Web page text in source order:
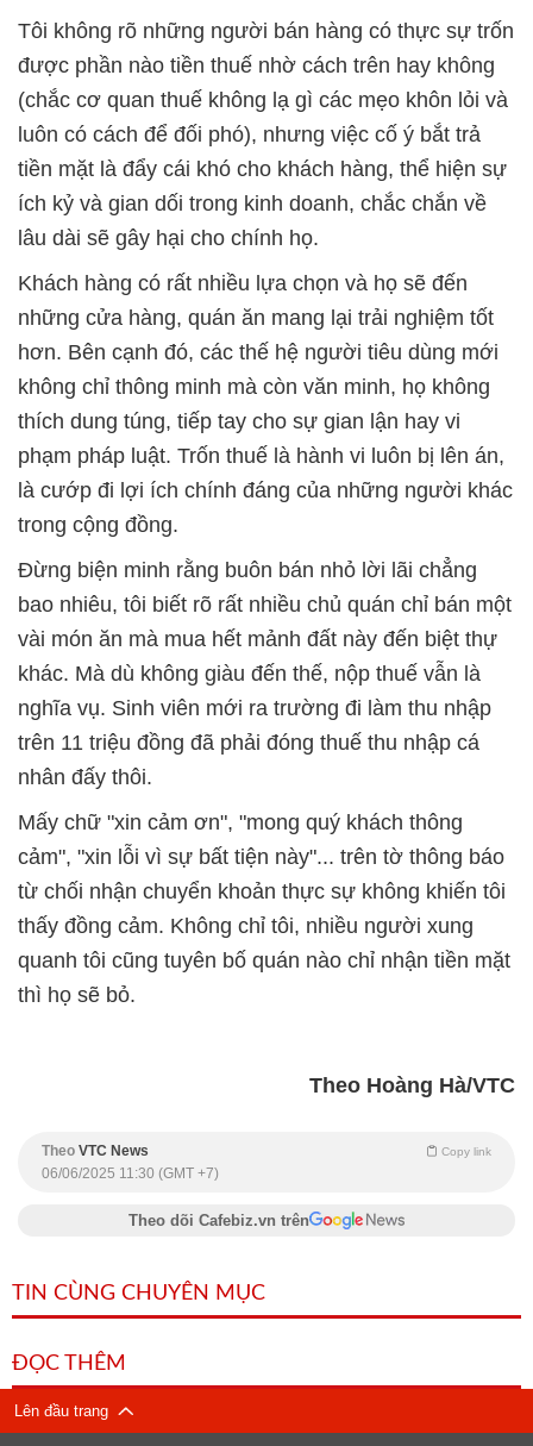
Tôi không rõ những người bán hàng có thực sự trốn
được phần nào tiền thuế nhờ cách trên hay không
(chắc cơ quan thuế không lạ gì các mẹo khôn lỏi và
luôn có cách để đối phó), nhưng việc cố ý bắt trả
tiền mặt là đẩy cái khó cho khách hàng, thể hiện sự
ích kỷ và gian dối trong kinh doanh, chắc chắn về
lâu dài sẽ gây hại cho chính họ.
Khách hàng có rất nhiều lựa chọn và họ sẽ đến
những cửa hàng, quán ăn mang lại trải nghiệm tốt
hơn. Bên cạnh đó, các thế hệ người tiêu dùng mới
không chỉ thông minh mà còn văn minh, họ không
thích dung túng, tiếp tay cho sự gian lận hay vi
phạm pháp luật. Trốn thuế là hành vi luôn bị lên án,
là cướp đi lợi ích chính đáng của những người khác
trong cộng đồng.
Đừng biện minh rằng buôn bán nhỏ lời lãi chẳng
bao nhiêu, tôi biết rõ rất nhiều chủ quán chỉ bán một
vài món ăn mà mua hết mảnh đất này đến biệt thự
khác. Mà dù không giàu đến thế, nộp thuế vẫn là
nghĩa vụ. Sinh viên mới ra trường đi làm thu nhập
trên 11 triệu đồng đã phải đóng thuế thu nhập cá
nhân đấy thôi.
Mấy chữ "xin cảm ơn", "mong quý khách thông
cảm", "xin lỗi vì sự bất tiện này"... trên tờ thông báo
từ chối nhận chuyển khoản thực sự không khiến tôi
thấy đồng cảm. Không chỉ tôi, nhiều người xung
quanh tôi cũng tuyên bố quán nào chỉ nhận tiền mặt
thì họ sẽ bỏ.
Theo Hoàng Hà/VTC
Theo VTC News Copy link
06/06/2025 11:30 (GMT +7)
Theo dõi Cafebiz.vn trên
TIN CÙNG CHUYÊN MỤC
ĐỌC THÊM
Lên đầu trang